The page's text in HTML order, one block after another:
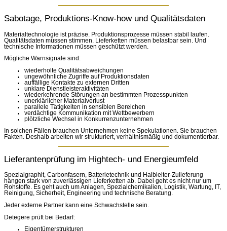
Sabotage, Produktions-Know-how und Qualitätsdaten
Materialtechnologie ist präzise. Produktionsprozesse müssen stabil laufen.
Qualitätsdaten müssen stimmen. Lieferketten müssen belastbar sein. Und
technische Informationen müssen geschützt werden.
Mögliche Warnsignale sind:
wiederholte Qualitätsabweichungen
ungewöhnliche Zugriffe auf Produktionsdaten
auffällige Kontakte zu externen Dritten
unklare Dienstleisteraktivitäten
wiederkehrende Störungen an bestimmten Prozesspunkten
unerklärlicher Materialverlust
parallele Tätigkeiten in sensiblen Bereichen
verdächtige Kommunikation mit Wettbewerbern
plötzliche Wechsel in Konkurrenzunternehmen
In solchen Fällen brauchen Unternehmen keine Spekulationen. Sie brauchen
Fakten. Deshalb arbeiten wir strukturiert, verhältnismäßig und dokumentierbar.
Lieferantenprüfung im Hightech- und Energieumfeld
Spezialgraphit, Carbonfasern, Batterietechnik und Halbleiter-Zulieferung
hängen stark von zuverlässigen Lieferketten ab. Dabei geht es nicht nur um
Rohstoffe. Es geht auch um Anlagen, Spezialchemikalien, Logistik, Wartung, IT,
Reinigung, Sicherheit, Engineering und technische Beratung.
Jeder externe Partner kann eine Schwachstelle sein.
Detegere prüft bei Bedarf:
Eigentümerstrukturen